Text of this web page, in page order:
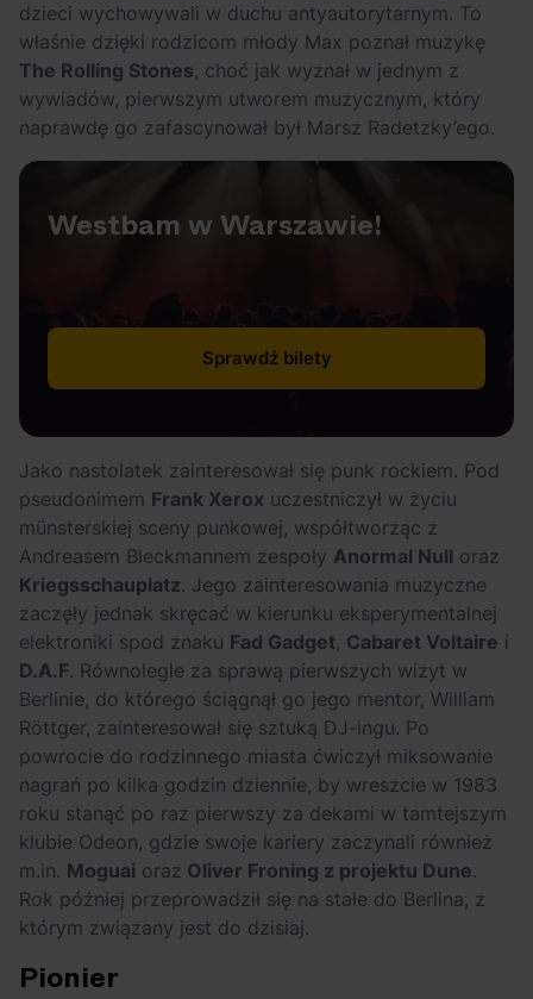
dzieci wychowywali w duchu antyautorytarnym. To
właśnie dzięki rodzicom młody Max poznał muzykę
The Rolling Stones, choć jak wyznał w jednym z
wywiadów, pierwszym utworem muzycznym, który
naprawdę go zafascynował był Marsz Radetzky’ego.
Westbam w Warszawie!
Sprawdź bilety
Jako nastolatek zainteresował się punk rockiem. Pod
pseudonimem Frank Xerox uczestniczył w życiu
münsterskiej sceny punkowej, współtworząc z
Andreasem Bleckmannem zespoły Anormal Null oraz
Kriegsschauplatz. Jego zainteresowania muzyczne
zaczęły jednak skręcać w kierunku eksperymentalnej
elektroniki spod znaku Fad Gadget, Cabaret Voltaire i
D.A.F. Równolegle za sprawą pierwszych wizyt w
Berlinie, do którego ściągnął go jego mentor, William
Röttger, zainteresował się sztuką DJ-ingu. Po
powrocie do rodzinnego miasta ćwiczył miksowanie
nagrań po kilka godzin dziennie, by wreszcie w 1983
roku stanąć po raz pierwszy za dekami w tamtejszym
klubie Odeon, gdzie swoje kariery zaczynali również
m.in. Moguai oraz Oliver Froning z projektu Dune.
Rok później przeprowadził się na stałe do Berlina, z
którym związany jest do dzisiaj.
Pionier